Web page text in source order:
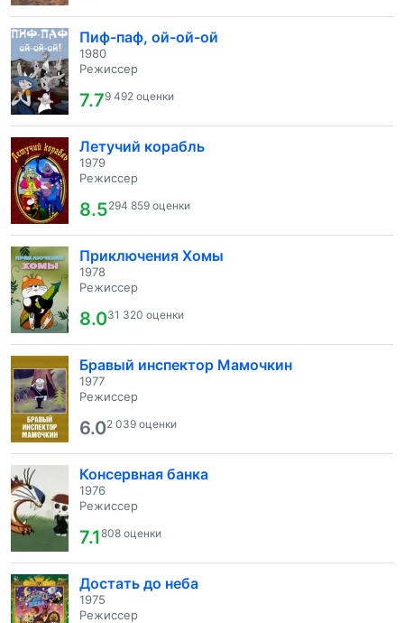
Пиф-паф, ой-ой-ой
1980
Режиссер
7.79 492 оценки
Летучий корабль
1979
Режиссер
8.5294 859 оценки
Приключения Хомы
1978
Режиссер
8.031 320 оценки
Бравый инспектор Мамочкин
1977
Режиссер
6.02 039 оценки
Консервная банка
1976
Режиссер
7.1808 оценки
Достать до неба
1975
Режиссер